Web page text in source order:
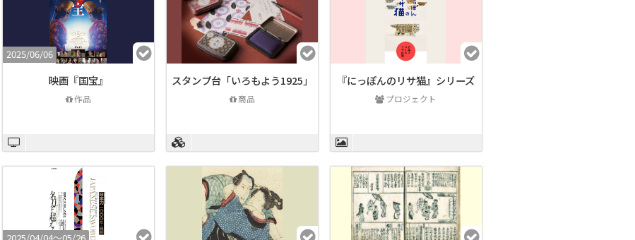
2025/06/06
映画『国宝』
作品
スタンプ台「いろもよう1925」
商品
『にっぽんのリサ猫』シリーズ
プロジェクト